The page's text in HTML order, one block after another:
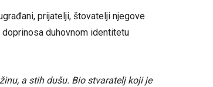
prijatelji, štovatelji njegove
duhovnom identitetu
a stih dušu. Bio stvaratelj koji je